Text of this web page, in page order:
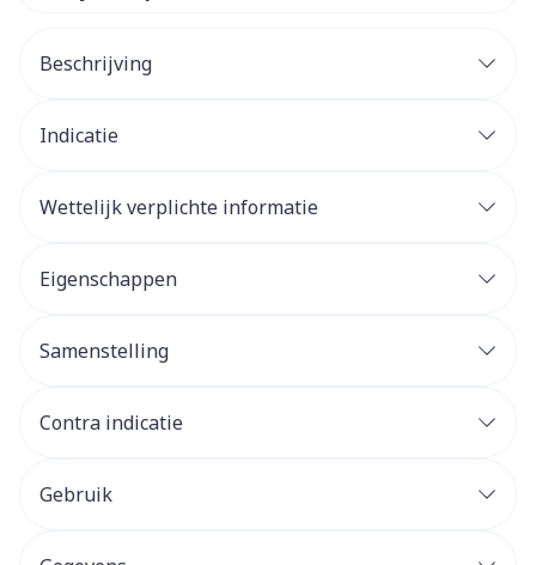
Beschrijving
Indicatie
Wettelijk verplichte informatie
Eigenschappen
Samenstelling
Contra indicatie
Gebruik